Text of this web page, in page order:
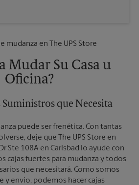
PM
Mudar Su Casa u
Oficina?
Suministros que Necesita
puede ser frenética. Con tantas
deje que The UPS Store en
Ste 108A en Carlsbad lo ayude con
cajas fuertes para mudanza y todos
que necesitará. Como somos
y envío, podemos hacer cajas